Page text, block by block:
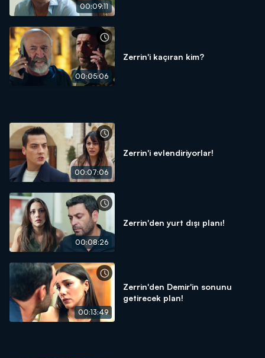
00:09:11
00:05:06
Zerrin'i kaçıran kim?
00:07:06
Zerrin'i evlendiriyorlar!
00:08:26
Zerrin'den yurt dışı planı!
00:13:49
Zerrin'den Demir'in sonunu
getirecek plan!